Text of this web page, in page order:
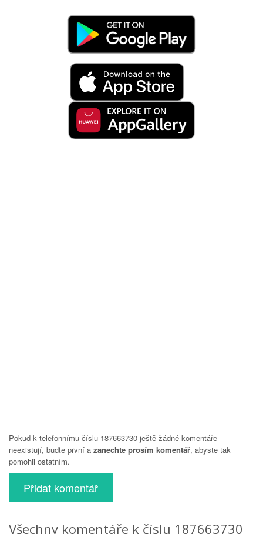
Pokud k telefonnímu číslu 187663730 ještě žádné komentáře
neexistují, buďte první a zanechte prosím komentář, abyste tak
pomohli ostatním.
Přidat komentář
Všechny komentáře k číslu 187663730